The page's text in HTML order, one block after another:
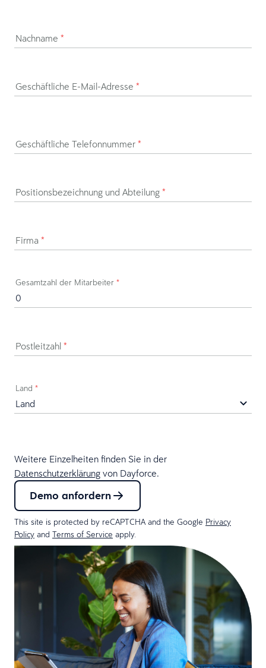
Nachname *
Geschäftliche E-Mail-Adresse *
Geschäftliche Telefonnummer *
Positionsbezeichnung und Abteilung *
Firma *
Gesamtzahl der Mitarbeiter *
Postleitzahl *
Land *
Weitere Einzelheiten finden Sie in der
Datenschutzerklärung von Dayforce.
Demo anfordern
This site is protected by reCAPTCHA and the Google Privacy
Policy and Terms of Service apply.